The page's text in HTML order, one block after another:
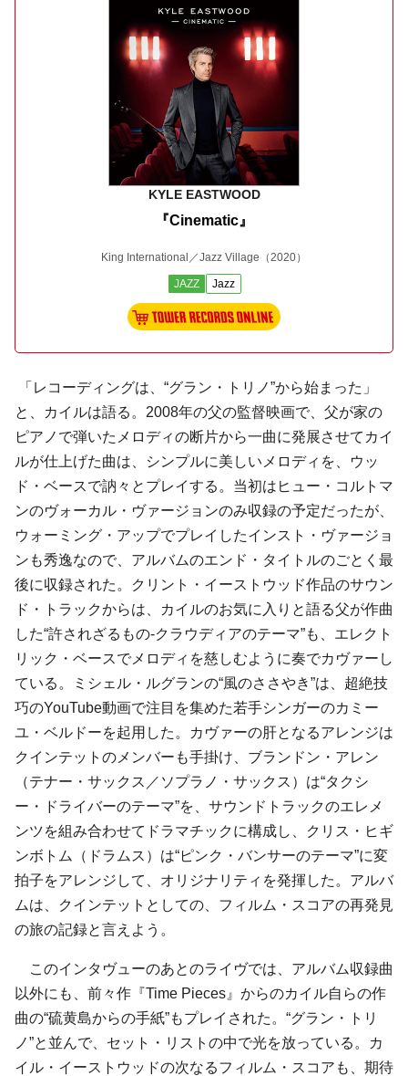
KYLE EASTWOOD
『Cinematic』
King International／Jazz Village （2020）
JAZZ Jazz
「レコーディングは、“グラン・トリノ”から始まった」
と、カイルは語る。2008年の父の監督映画で、父が家の
ピアノで弾いたメロディの断片から一曲に発展させてカイ
ルが仕上げた曲は、シンプルに美しいメロディを、ウッ
ド・ベースで訥々とプレイする。当初はヒュー・コルトマ
ンのヴォーカル・ヴァージョンのみ収録の予定だったが、
ウォーミング・アップでプレイしたインスト・ヴァージョ
ンも秀逸なので、アルバムのエンド・タイトルのごとく最
後に収録された。クリント・イーストウッド作品のサウン
ド・トラックからは、カイルのお気に入りと語る父が作曲
した“許されざるもの-クラウディアのテーマ”も、エレクト
リック・ベースでメロディを慈しむように奏でカヴァーし
ている。ミシェル・ルグランの“風のささやき”は、超絶技
巧のYouTube動画で注目を集めた若手シンガーのカミー
ユ・ベルドーを起用した。カヴァーの肝となるアレンジは
クインテットのメンバーも手掛け、ブランドン・アレン
（テナー・サックス／ソプラノ・サックス）は“タクシ
ー・ドライバーのテーマ”を、サウンドトラックのエレメ
ンツを組み合わせてドラマチックに構成し、クリス・ヒギ
ンボトム（ドラムス）は“ピンク・バンサーのテーマ”に変
拍子をアレンジして、オリジナリティを発揮した。アルバ
ムは、クインテットとしての、フィルム・スコアの再発見
の旅の記録と言えよう。
このインタヴューのあとのライヴでは、アルバム収録曲
以外にも、前々作『Time Pieces』からのカイル自らの作
曲の“硫黄島からの手紙”もプレイされた。“グラン・トリ
ノ”と並んで、セット・リストの中で光を放っている。カ
イル・イーストウッドの次なるフィルム・スコアも、期待